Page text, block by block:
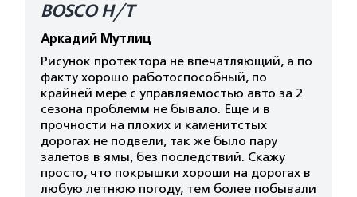
BOSCO H/T
Аркадий Мутлиц
Рисунок протектора не впечатляющий, а по
факту хорошо работоспособный, по
крайней мере с управляемостью авто за 2
сезона проблемм не бывало. Еще и в
прочности на плохих и каменитстых
дорогах не подвели, так же было пару
залетов в ямы, без последствий. Скажу
просто, что покрышки хороши на дорогах в
любую летнюю погоду, тем более побывали